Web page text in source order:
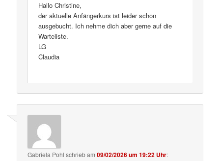
Hallo Christine,
der aktuelle Anfängerkurs ist leider schon
ausgebucht. Ich nehme dich aber gerne auf die
Warteliste.
LG
Claudia
Gabriela Pohl schriebam09/02/2026 um 19:22 Uhr: